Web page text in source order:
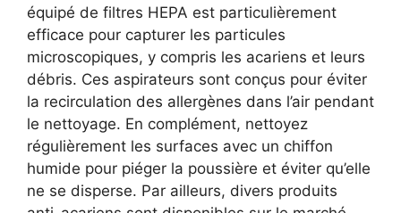
équipé de filtres HEPA est particulièrement
efficace pour capturer les particules
microscopiques, y compris les acariens et leurs
débris. Ces aspirateurs sont conçus pour éviter
la recirculation des allergènes dans l’air pendant
le nettoyage. En complément, nettoyez
régulièrement les surfaces avec un chiffon
humide pour piéger la poussière et éviter qu’elle
ne se disperse. Par ailleurs, divers produits